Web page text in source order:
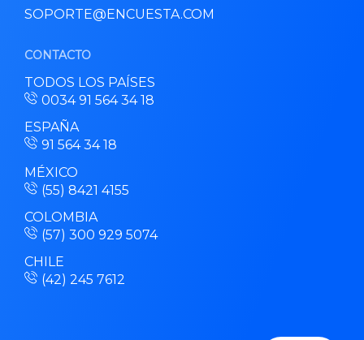
SOPORTE@ENCUESTA.COM
CONTACTO
TODOS LOS PAÍSES
0034 91 564 34 18
ESPAÑA
91 564 34 18
MÉXICO
(55) 8421 4155
COLOMBIA
(57) 300 929 5074
CHILE
(42) 245 7612